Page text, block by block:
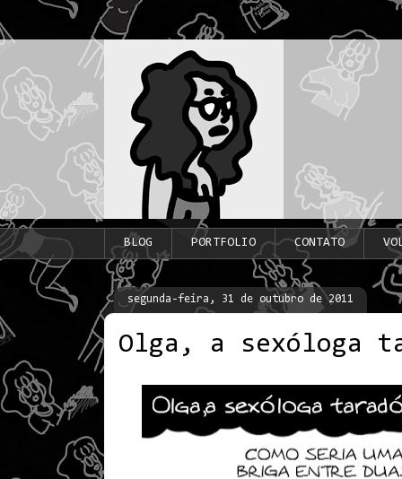
BLOG PORTFOLIO CONTATO
segunda-feira, 31 de outubro de 2011
Olga, a sexóloga